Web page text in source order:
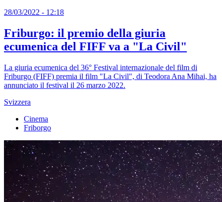
28/03/2022 - 12:18
Friburgo: il premio della giuria
ecumenica del FIFF va a "La Civil"
La giuria ecumenica del 36° Festival internazionale del film di
Friburgo (FIFF) premia il film "La Civil", di Teodora Ana Mihai, ha
annunciato il festival il 26 marzo 2022.
Svizzera
Cinema
Friborgo